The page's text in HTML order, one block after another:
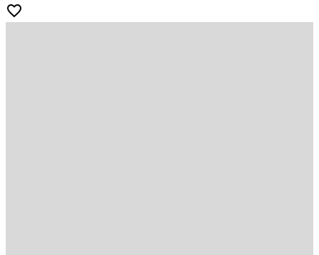
favorite_border